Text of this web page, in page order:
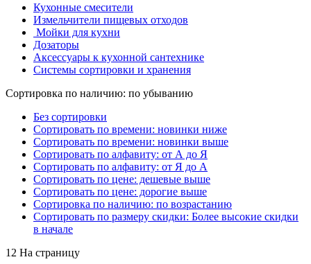
Кухонные смесители
Измельчители пищевых отходов
Мойки для кухни
Дозаторы
Аксессуары к кухонной сантехнике
Системы сортировки и хранения
Сортировка по наличию: по убыванию
Без сортировки
Сортировать по времени: новинки ниже
Сортировать по времени: новинки выше
Сортировать по алфавиту: от А до Я
Сортировать по алфавиту: от Я до А
Сортировать по цене: дешевые выше
Сортировать по цене: дорогие выше
Сортировка по наличию: по возрастанию
Сортировать по размеру скидки: Более высокие скидки
в начале
12 На страницу